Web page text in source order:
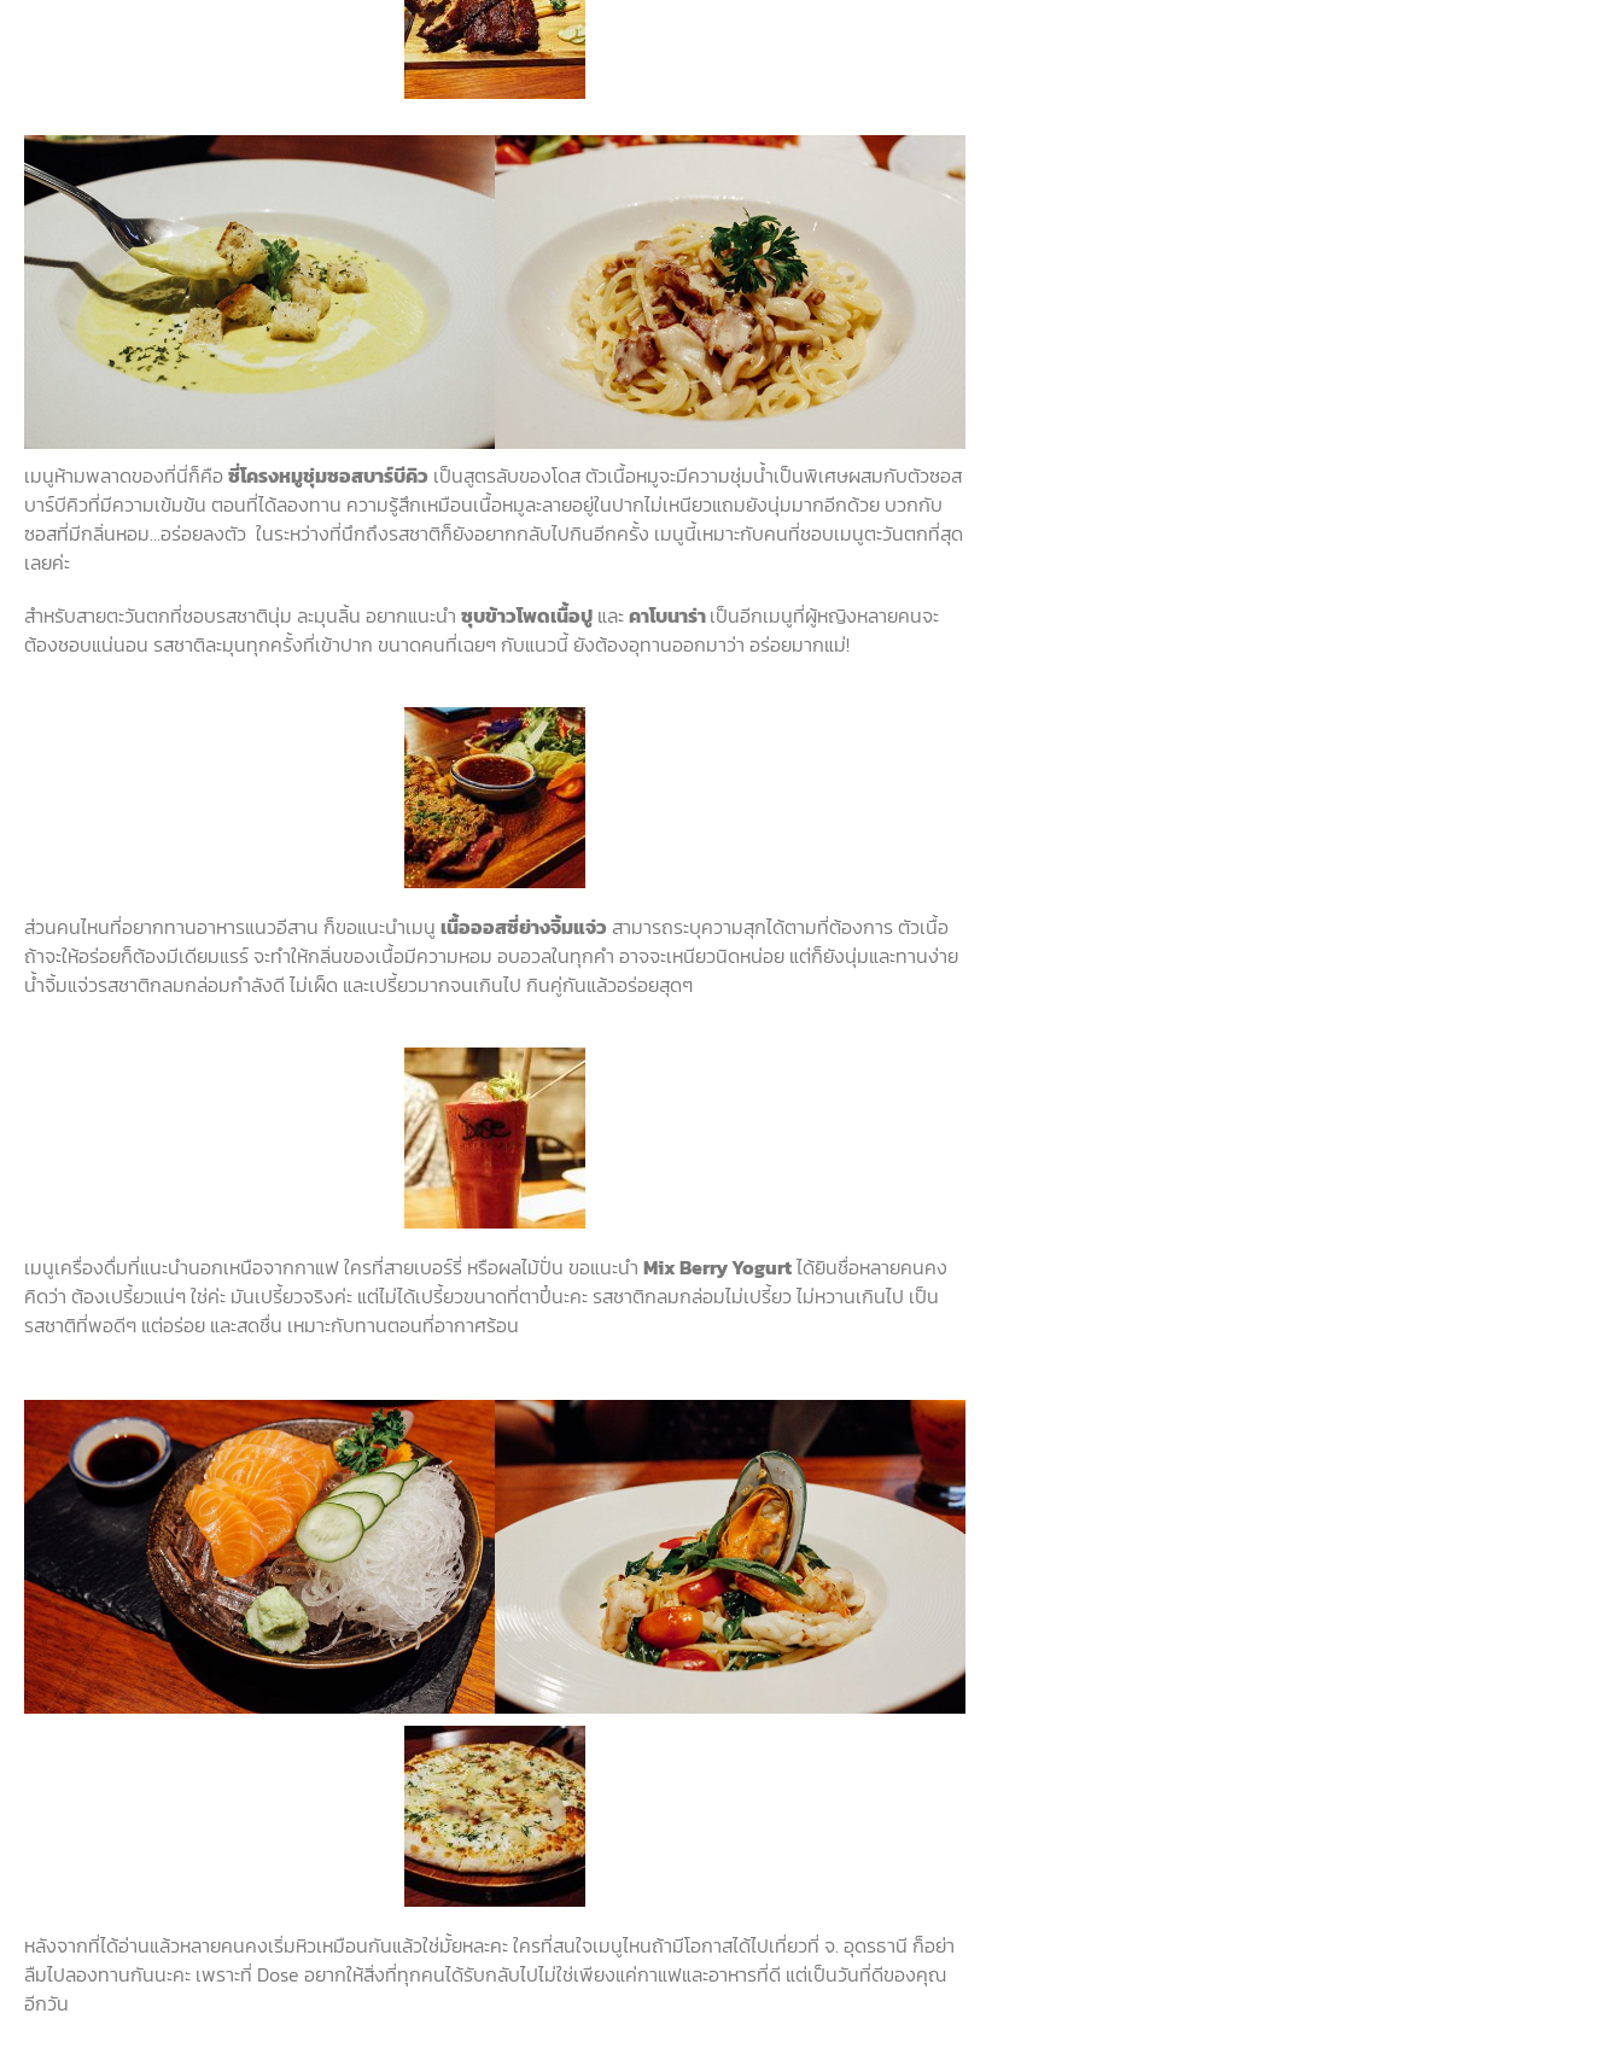
เมนูห้ามพลาดของที่นี่ก็คือซี่โครงหมูชุ่มซอสบาร์บีคิว เป็นสูตรลับของโดสตัวเนื้อหมูจะมีความชุ่มน้ำเป็นพิเศษผสมกับตัวซอส
บาร์บีคิวที่มีความเข้มข้น ตอนที่ได้ลองทาน ความรู้สึกเหมือนเนื้อหมูละลายอยู่ในปากไม่เหนียวแถมยังนุ่มมากอีกด้วย บวกกับ
ซอสที่มีกลิ่นหอม…อร่อยลงตัว ในระหว่างที่นึกถึงรสชาติก็ยังอยากกลับไปกินอีกครั้ง เมนูนี้เหมาะกับคนที่ชอบเมนูตะวันตกที่สุด
เลยค่ะ
สำหรับสายตะวันตกที่ชอบรสชาตินุ่ม ละมุนลิ้น อยากแนะนำ ซุบข้าวโพดเนื้อปู และคาโบนาร่าเป็นอีกเมนูที่ผู้หญิงหลายคนจะ
ต้องชอบแน่นอน รสชาติละมุนทุกครั้งที่เข้าปาก ขนาดคนที่เฉยๆกับแนวนี้ ยังต้องอุทานออกมาว่า อร่อยมากแม่!
ส่วนคนไหนที่อยากทานอาหารแนวอีสาน ก็ขอแนะนำเมนู เนื้อออสซี่ย่างจิ้มแจ่ว สามารถระบุความสุกได้ตามที่ต้องการตัวเนื้อ
ถ้าจะให้อร่อยก็ต้องมีเดียมแรร์ จะทำให้กลิ่นของเนื้อมีความหอม อบอวลในทุกคำ อาจจะเหนียวนิดหน่อย แต่ก็ยังนุ่มและทานง่าย
น้ำจิ้มแจ่วรสชาติกลมกล่อมกำลังดี ไม่เผ็ด และเปรี้ยวมากจนเกินไป กินคู่กันแล้วอร่อยสุดๆ
เมนูเครื่องดื่มที่แนะนำนอกเหนือจากกาแฟใครที่สายเบอร์รี่ หรือผลไม้ปั่น ขอแนะนำ Mix Berry Yogurtได้ยินชื่อหลายคนคง
คิดว่า ต้องเปรี้ยวแน่ๆใช่ค่ะ มันเปรี้ยวจริงค่ะ แต่ไม่ได้เปรี้ยวขนาดที่ตาปี๋นะคะ รสชาติกลมกล่อมไม่เปรี้ยวไม่หวานเกินไป เป็น
รสชาติที่พอดีๆ แต่อร่อย และสดชื่น เหมาะกับทานตอนที่อากาศร้อน
หลังจากที่ได้อ่านแล้วหลายคนคงเริ่มหิวเหมือนกันแล้วใช่มั้ยหละคะใครที่สนใจเมนูไหนถ้ามีโอกาสได้ไปเที่ยวที่ จ. อุดรธานี ก็อย่า
ลืมไปลองทานกันนะคะ เพราะที่ Dose อยากให้สิ่งที่ทุกคนได้รับกลับไปไม่ใช่เพียงแค่กาแฟและอาหารที่ดี แต่เป็นวันที่ดีของคุณ
อีกวัน